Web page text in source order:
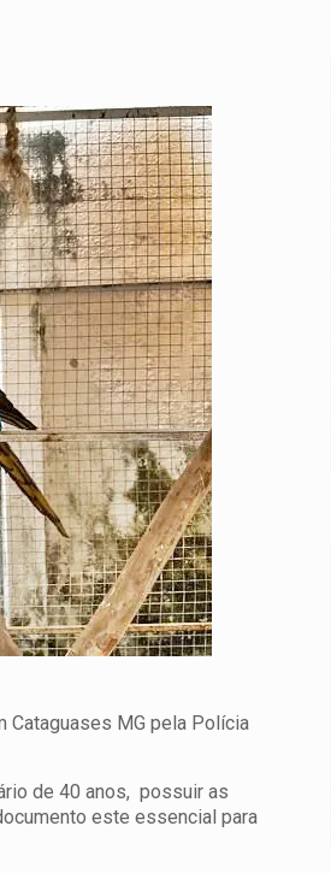
Cataguases MG pela Polícia
de 40 anos, possuir as
este essencial para